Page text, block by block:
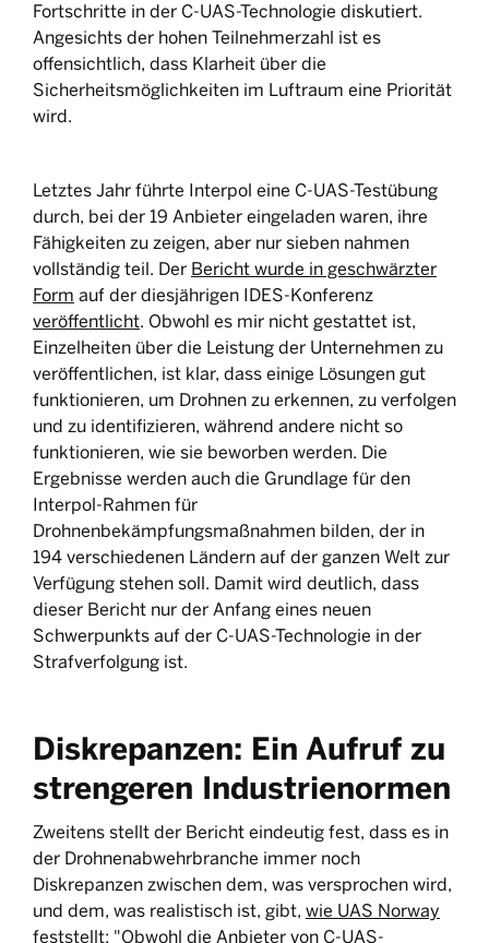
Fortschritte in der C-UAS-Technologie diskutiert.
Angesichts der hohen Teilnehmerzahl ist es
offensichtlich, dass Klarheit über die
Sicherheitsmöglichkeiten im Luftraum eine Priorität
wird.
Letztes Jahr führte Interpol eine C-UAS-Testübung
durch, bei der 19 Anbieter eingeladen waren, ihre
Fähigkeiten zu zeigen, aber nur sieben nahmen
vollständig teil. Der Bericht wurde in geschwärzter
Form auf der diesjährigen IDES-Konferenz
veröffentlicht. Obwohl es mir nicht gestattet ist,
Einzelheiten über die Leistung der Unternehmen zu
veröffentlichen, ist klar, dass einige Lösungen gut
funktionieren, um Drohnen zu erkennen, zu verfolgen
und zu identifizieren, während andere nicht so
funktionieren, wie sie beworben werden. Die
Ergebnisse werden auch die Grundlage für den
Interpol-Rahmen für
Drohnenbekämpfungsmaßnahmen bilden, der in
194 verschiedenen Ländern auf der ganzen Welt zur
Verfügung stehen soll. Damit wird deutlich, dass
dieser Bericht nur der Anfang eines neuen
Schwerpunkts auf der C-UAS-Technologie in der
Strafverfolgung ist.
Diskrepanzen: Ein Aufruf zu
strengeren Industrienormen
Zweitens stellt der Bericht eindeutig fest, dass es in
der Drohnenabwehrbranche immer noch
Diskrepanzen zwischen dem, was versprochen wird,
und dem, was realistisch ist, gibt, wie UAS Norway
feststellt: "Obwohl die Anbieter von C-UAS-